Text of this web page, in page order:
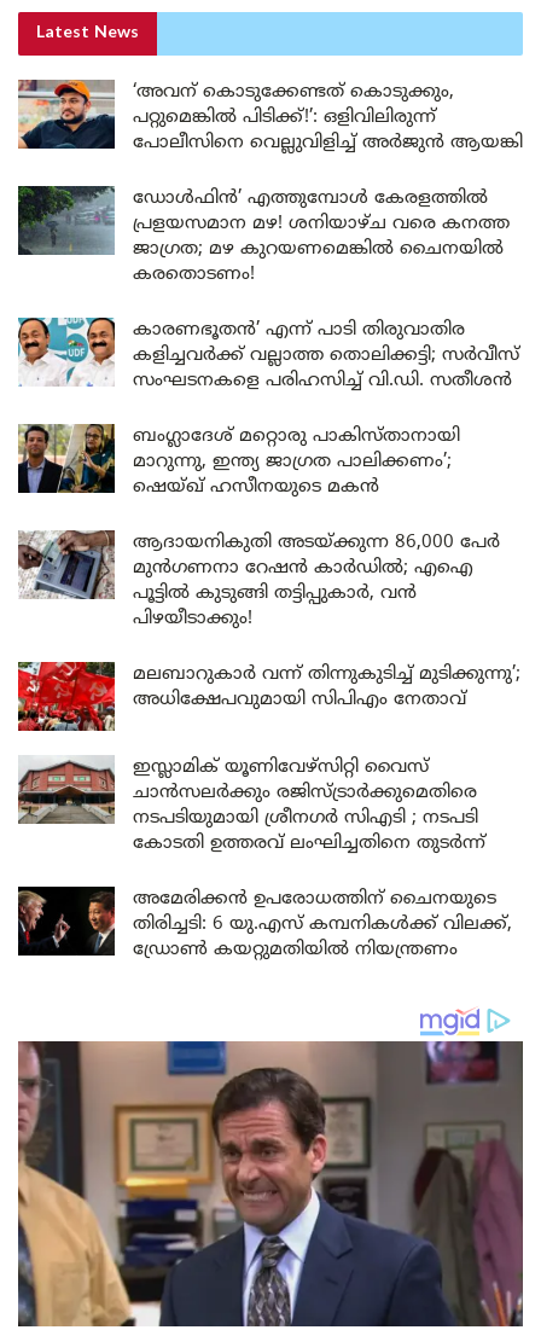
Latest News
‘അവന് കൊടുക്കേണ്ടത് കൊടുക്കും,
പറ്റുമെങ്കിൽ പിടിക്ക്!’: ഒളിവിലിരുന്ന്
പോലീസിനെ വെല്ലുവിളിച്ച് അർജുൻ ആയങ്കി
ഡോൾഫിൻ’ എത്തുമ്പോൾ കേരളത്തിൽ
പ്രളയസമാന മഴ! ശനിയാഴ്ച വരെ കനത്ത
ജാഗ്രത; മഴ കുറയണമെങ്കിൽ ചൈനയിൽ
കരതൊടണം!
കാരണഭൂതൻ’ എന്ന് പാടി തിരുവാതിര
കളിച്ചവർക്ക് വല്ലാത്ത തൊലിക്കട്ടി; സർവീസ്
സംഘടനകളെ പരിഹസിച്ച് വി.ഡി. സതീശൻ
ബംഗ്ലാദേശ് മറ്റൊരു പാകിസ്താനായി
മാറുന്നു, ഇന്ത്യ ജാഗ്രത പാലിക്കണം’;
ഷെയ്ഖ് ഹസീനയുടെ മകൻ
ആദായനികുതി അടയ്ക്കുന്ന 86,000 പേർ
മുൻഗണനാ റേഷൻ കാർഡിൽ; എഐ
പൂട്ടിൽ കുടുങ്ങി തട്ടിപ്പുകാർ, വൻ
പിഴയീടാക്കും!
മലബാറുകാർ വന്ന് തിന്നുകുടിച്ച് മുടിക്കുന്നു’;
അധിക്ഷേപവുമായി സിപിഎം നേതാവ്
ഇസ്ലാമിക് യൂണിവേഴ്സിറ്റി വൈസ്
ചാൻസലർക്കും രജിസ്ട്രാർക്കുമെതിരെ
നടപടിയുമായി ശ്രീനഗർ സിഎടി ; നടപടി
കോടതി ഉത്തരവ് ലംഘിച്ചതിനെ തുടർന്ന്
അമേരിക്കൻ ഉപരോധത്തിന് ചൈനയുടെ
തിരിച്ചടി: 6 യു.എസ് കമ്പനികൾക്ക് വിലക്ക്,
ഡ്രോൺ കയറ്റുമതിയിൽ നിയന്ത്രണം